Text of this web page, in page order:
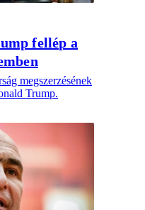
fellép a
megszerzésének
Trump.